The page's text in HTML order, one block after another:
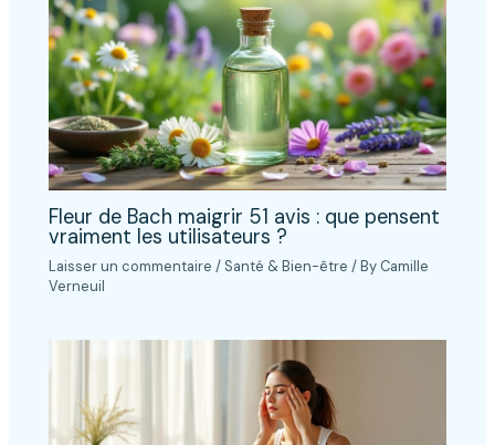
Fleur de Bach maigrir 51 avis : que pensent
vraiment les utilisateurs ?
Laisser un commentaire / Santé & Bien-être / By Camille
Verneuil